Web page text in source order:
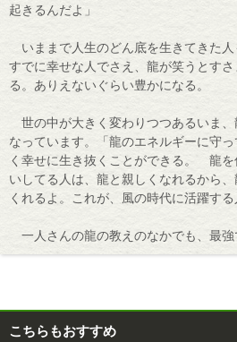
起きるんだよ」
いままで人生のどん底を生きてきた
すでに幸せな人でさえ、龍が笑うとす
る。ありえないぐらい豊かになる。
世の中が大きく変わりつつあるいま、
なっています。「龍のエネルギーに守
く幸せに生き抜くことができる。 龍
いしてる人は、龍と親しくなれるから
くれるよ。これが、風の時代に活躍する
一人さんの龍の教えのなかでも、最強
こちらもおすすめ